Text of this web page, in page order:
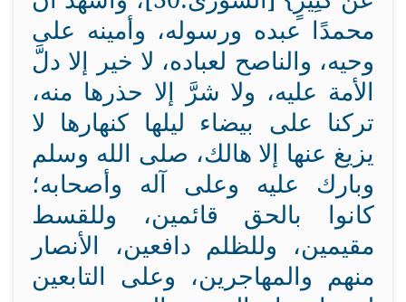
محمدًا عبده ورسوله، وأمينه على
وحيه، والناصح لعباده، لا خير إلا دلَّ
الأمة عليه، ولا شرَّ إلا حذرها منه،
تركنا على بيضاء ليلها كنهارها لا
يزيغ عنها إلا هالك، صلى الله وسلم
وبارك عليه وعلى آله وأصحابه؛
كانوا بالحق قائمين، وللقسط
مقيمين، وللظلم دافعين، الأنصار
منهم والمهاجرين، وعلى التابعين